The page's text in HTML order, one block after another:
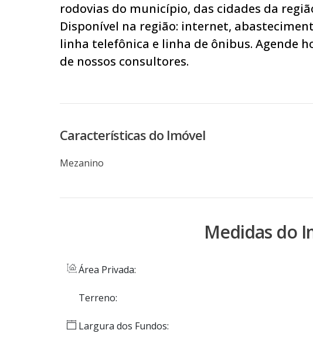
rodovias do município, das cidades da
Disponível na região: internet,
linha telefônica e linha de ônibus. Agende
de nossos consultores.
Características do Imóvel
Mezanino
Medidas do
Área Privada:
Terreno:
Largura dos Fundos: